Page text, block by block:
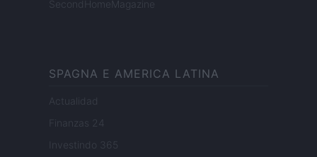
SecondHomeMagazine
SPAGNA E AMERICA LATINA
Actualidad
Finanzas 24
Investindo 365